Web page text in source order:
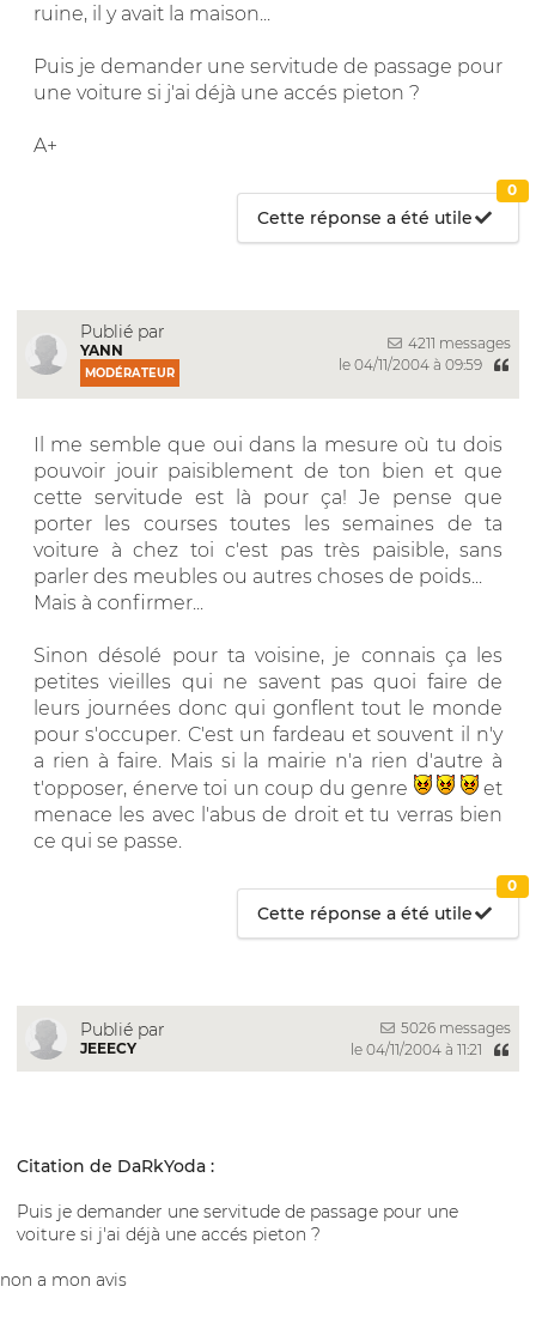
ruine, il y avait la maison...
Puis je demander une servitude de passage pour
une voiture si j'ai déjà une accés pieton ?
A+
Cette réponse a été utile
0
Publié par
YANN
MODÉRATEUR
4211 messages
le 04/11/2004 à 09:59
Il me semble que oui dans la mesure où tu dois
pouvoir jouir paisiblement de ton bien et que
cette servitude est là pour ça! Je pense que
porter les courses toutes les semaines de ta
voiture à chez toi c'est pas très paisible, sans
parler des meubles ou autres choses de poids...
Mais à confirmer...
Sinon désolé pour ta voisine, je connais ça les
petites vieilles qui ne savent pas quoi faire de
leurs journées donc qui gonflent tout le monde
pour s'occuper. C'est un fardeau et souvent il n'y
a rien à faire. Mais si la mairie n'a rien d'autre à
t'opposer, énerve toi un coup du genre
et
menace les avec l'abus de droit et tu verras bien
ce qui se passe.
Cette réponse a été utile
0
Publié par
JEEECY
5026 messages
le 04/11/2004 à 11:21
Citation de DaRkYoda :
Puis je demander une servitude de passage pour une
voiture si j'ai déjà une accés pieton ?
non a mon avis